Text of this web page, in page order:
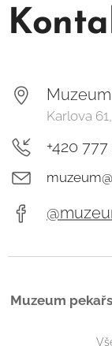
Karlova
+420 777
Muzeum